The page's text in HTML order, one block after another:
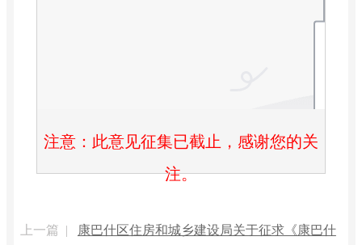
注意：此意见征集已截止，感谢您的关
注。
上一篇 | 康巴什区住房和城乡建设局关于征求《康巴什